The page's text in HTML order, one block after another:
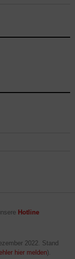
Hotline
2022. Stand
hier melden).